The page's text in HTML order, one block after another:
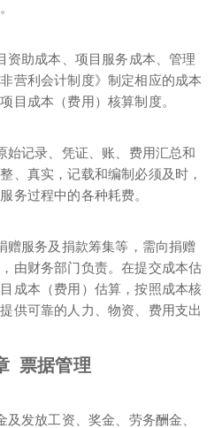
资助成本、项目服务成本、管理
营利会计制度》制定相应的成本
目成本（费用）核算制度。
始记录、凭证、账、费用汇总和
、真实，记载和编制必须及时，
务过程中的各种耗费。
赠服务及捐款筹集等，需向捐赠
由财务部门负责。在提交成本估
成本（费用）估算，按照成本核
供可靠的人力、物资、费用支出
票据管理
发放工资、奖金、劳务酬金、